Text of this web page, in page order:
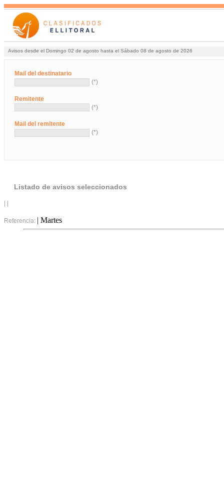
Avisos desde el Domingo 02 de agosto hasta el Sábado 08 de agosto de 2026
Mail del destinatario
(*)
Remitente
(*)
Mail del remitente
(*)
Listado de avisos seleccionados
Referencia: | Martes